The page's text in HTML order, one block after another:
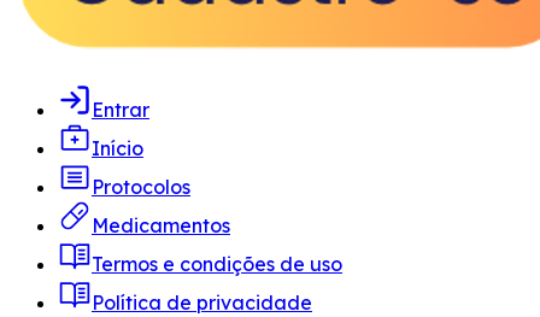
Entrar
Início
Protocolos
Medicamentos
Termos e condições de uso
Política de privacidade